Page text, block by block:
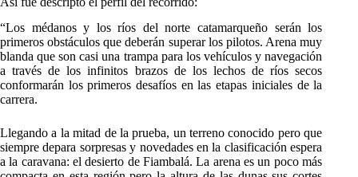
“Los médanos y los ríos del norte catamarqueño serán los
primeros obstáculos que deberán superar los pilotos. Arena muy
blanda que son casi una trampa para los vehículos y navegación
a través de los infinitos brazos de los lechos de ríos secos
conformarán los primeros desafíos en las etapas iniciales de la
carrera.
Llegando a la mitad de la prueba, un terreno conocido pero que
siempre depara sorpresas y novedades en la clasificación espera
a la caravana: el desierto de Fiambalá. La arena es un poco más